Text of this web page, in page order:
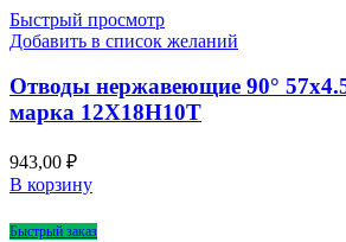
Быстрый просмотр
Добавить в список желаний
Отводы нержавеющие 90°
марка 12Х18Н10Т
943,00 ₽
В корзину
Быстрый заказ